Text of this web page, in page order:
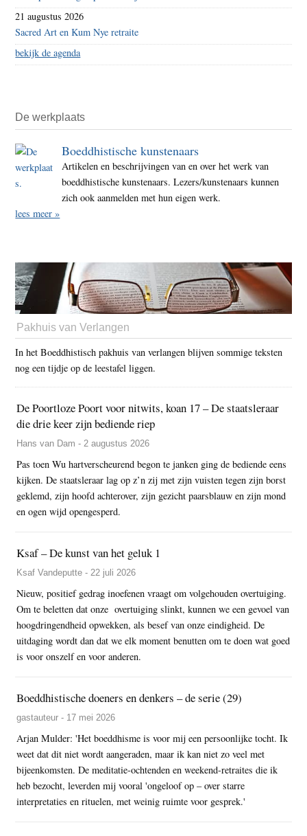
21 augustus 2026
Sacred Art en Kum Nye retraite
bekijk de agenda
De werkplaats
Boeddhistische kunstenaars
Artikelen en beschrijvingen van en over het werk van
boeddhistische kunstenaars. Lezers/kunstenaars kunnen
zich ook aanmelden met hun eigen werk.
lees meer »
Pakhuis van Verlangen
In het Boeddhistisch pakhuis van verlangen blijven sommige teksten
nog een tijdje op de leestafel liggen.
De Poortloze Poort voor nitwits, koan 17 – De staatsleraar
die drie keer zijn bediende riep
Hans van Dam - 2 augustus 2026
Pas toen Wu hartverscheurend begon te janken ging de bediende eens
kijken. De staatsleraar lag op z’n zij met zijn vuisten tegen zijn borst
geklemd, zijn hoofd achterover, zijn gezicht paarsblauw en zijn mond
en ogen wijd opengesperd.
Ksaf – De kunst van het geluk 1
Ksaf Vandeputte - 22 juli 2026
Nieuw, positief gedrag inoefenen vraagt om volgehouden overtuiging.
Om te beletten dat onze overtuiging slinkt, kunnen we een gevoel van
hoogdringendheid opwekken, als besef van onze eindigheid. De
uitdaging wordt dan dat we elk moment benutten om te doen wat goed
is voor onszelf en voor anderen.
Boeddhistische doeners en denkers – de serie (29)
gastauteur - 17 mei 2026
Arjan Mulder: 'Het boeddhisme is voor mij een persoonlijke tocht. Ik
weet dat dit niet wordt aangeraden, maar ik kan niet zo veel met
bijeenkomsten. De meditatie-ochtenden en weekend-retraites die ik
heb bezocht, leverden mij vooral 'ongeloof op – over starre
interpretaties en rituelen, met weinig ruimte voor gesprek.'